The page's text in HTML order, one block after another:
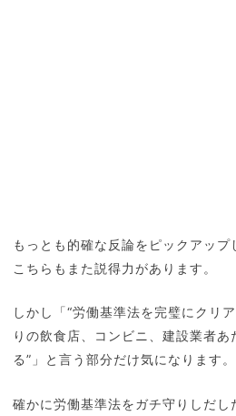
もっとも的確な反論をピックアップ
こちらもまた説得力があります。
しかし「“労働基準法を完璧にクリ
りの飲食店、コンビニ、建設業者
る”」と言う部分だけ気になります。
確かに労働基準法をガチ守りしだ